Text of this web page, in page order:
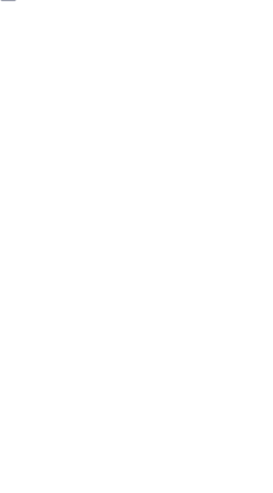
yılında Türkiye’de düzenlenmesi